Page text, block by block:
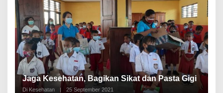
Jaga Kesehatan, Bagikan Sikat dan Pasta Gigi
Di Kesehatan | 25 September 2021